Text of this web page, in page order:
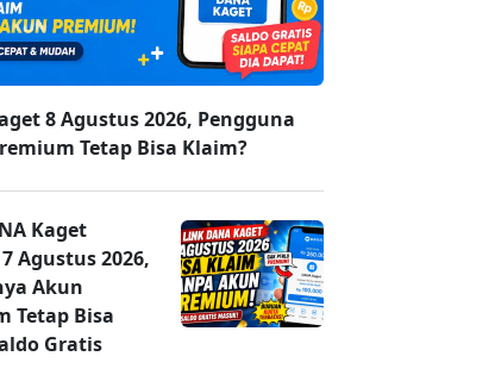
8 Agustus 2026, Pengguna
Tetap Bisa Klaim?
Kaget
Agustus 2026,
Akun
Tetap Bisa
Gratis